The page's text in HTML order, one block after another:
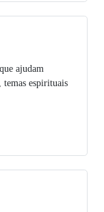
ajudam
temas espirituais